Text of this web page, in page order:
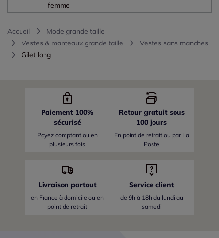
femme
Accueil
Mode grande taille
Vestes & manteaux grande taille
Vestes sans manches
Gilet long
Paiement 100%
sécurisé
Payez comptant ou en
plusieurs fois
Retour gratuit sous
100 jours
En point de retrait ou par La
Poste
Livraison partout
en France à domicile ou en
point de retrait
Service client
de 9h à 18h du lundi au
samedi